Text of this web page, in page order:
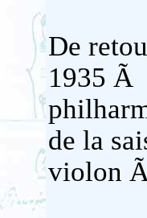
De
1935 Ã
de la
violon